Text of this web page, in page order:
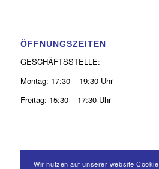
ÖFFNUNGSZEITEN
GESCHÄFTSSTELLE:
Montag: 17:30 – 19:30 Uhr
Freitag: 15:30 – 17:30 Uhr
Wir nutzen auf unserer website